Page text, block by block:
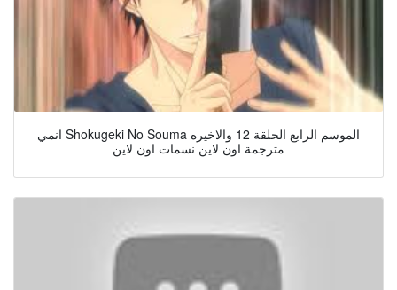
انمي Shokugeki No Souma الموسم الرابع الحلقة 12 والاخيره
مترجمة اون لاين نسمات اون لاين